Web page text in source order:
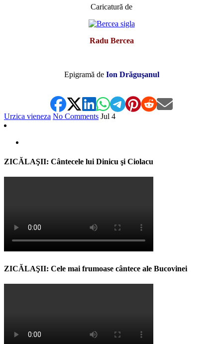
Caricatură de
Radu Bercea
Epigramă de Ion Drăguşanul
Urzica vieneza No Comments Jul 4
ZICĂLAŞII: Cântecele lui Dinicu şi Ciolacu
ZICĂLAŞII: Cele mai frumoase cântece ale Bucovinei